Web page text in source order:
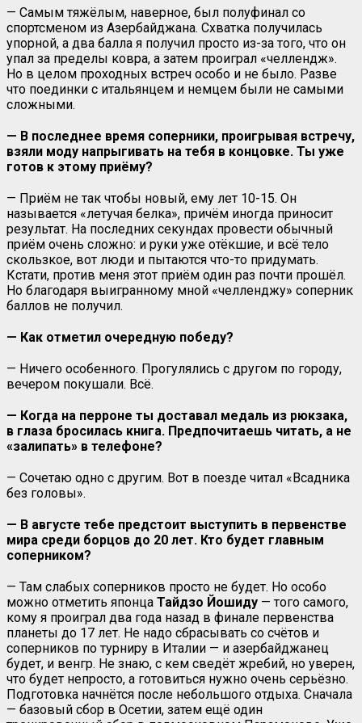
— Самым тяжёлым, наверное, был полуфинал со
спортсменом из Азербайджана. Схватка получилась
упорной, а два балла я получил просто из-за того, что он
упал за пределы ковра, а затем проиграл «челлендж».
Но в целом проходных встреч особо и не было. Разве
что поединки с итальянцем и немцем были не самыми
сложными.
— В последнее время соперники, проигрывая встречу,
взяли моду напрыгивать на тебя в концовке. Ты уже
готов к этому приёму?
— Приём не так чтобы новый, ему лет 10-15. Он
называется «летучая белка», причём иногда приносит
результат. На последних секундах провести обычный
приём очень сложно: и руки уже отёкшие, и всё тело
скользкое, вот люди и пытаются что-то придумать.
Кстати, против меня этот приём один раз почти прошёл.
Но благодаря выигранному мной «челленджу» соперник
баллов не получил.
— Как отметил очередную победу?
— Ничего особенного. Прогулялись с другом по городу,
вечером покушали. Всё.
— Когда на перроне ты доставал медаль из рюкзака,
в глаза бросилась книга. Предпочитаешь читать, а не
«залипать» в телефоне?
— Сочетаю одно с другим. Вот в поезде читал «Всадника
без головы».
— В августе тебе предстоит выступить в первенстве
мира среди борцов до 20 лет. Кто будет главным
соперником?
— Там слабых соперников просто не будет. Но особо
можно отметить японца Тайдзо Йошиду — того самого,
кому я проиграл два года назад в финале первенства
планеты до 17 лет. Не надо сбрасывать со счётов и
соперников по турниру в Италии — и азербайджанец
будет, и венгр. Не знаю, с кем сведёт жребий, но уверен,
что будет непросто, а готовиться нужно очень серьёзно.
Подготовка начнётся после небольшого отдыха. Сначала
— базовый сбор в Осетии, затем ещё один